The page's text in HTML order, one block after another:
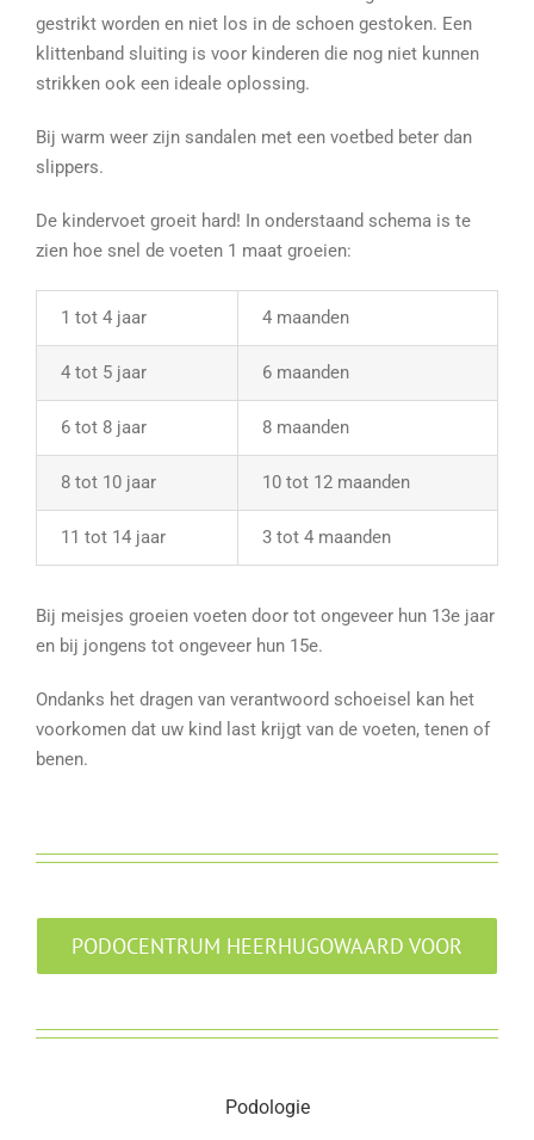
gestrikt worden en niet los in de schoen gestoken. Een
klittenband sluiting is voor kinderen die nog niet kunnen
strikken ook een ideale oplossing.
Bij warm weer zijn sandalen met een voetbed beter dan
slippers.
De kindervoet groeit hard! In onderstaand schema is te
zien hoe snel de voeten 1 maat groeien:
1 tot 4 jaar 4 maanden
4 tot 5 jaar 6 maanden
6 tot 8 jaar 8 maanden
8 tot 10 jaar 10 tot 12 maanden
11 tot 14 jaar 3 tot 4 maanden
Bij meisjes groeien voeten door tot ongeveer hun 13e jaar
en bij jongens tot ongeveer hun 15e.
Ondanks het dragen van verantwoord schoeisel kan het
voorkomen dat uw kind last krijgt van de voeten, tenen of
benen.
PODOCENTRUM HEERHUGOWAARD VOOR
Podologie